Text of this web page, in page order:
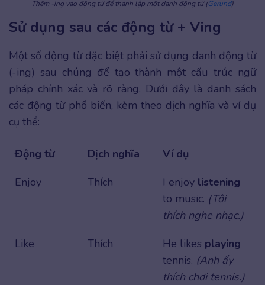
Thêm -ing vào động từ để thành lập một danh động từ (Gerund)
Sử dụng sau các động từ + Ving
Một số động từ đặc biệt phải sử dụng danh động từ
(-ing) sau chúng để tạo thành một cấu trúc ngữ
pháp chính xác và rõ ràng. Dưới đây là danh sách
các động từ phổ biến, kèm theo dịch nghĩa và ví dụ
cụ thể:
Động từ Dịch nghĩa
Ví dụ
Enjoy
Thích I enjoy listening
to music. (Tôi
thích nghe nhạc.)
Like
Thích He likes playing
tennis. (Anh ấy
thích chơi tennis.)